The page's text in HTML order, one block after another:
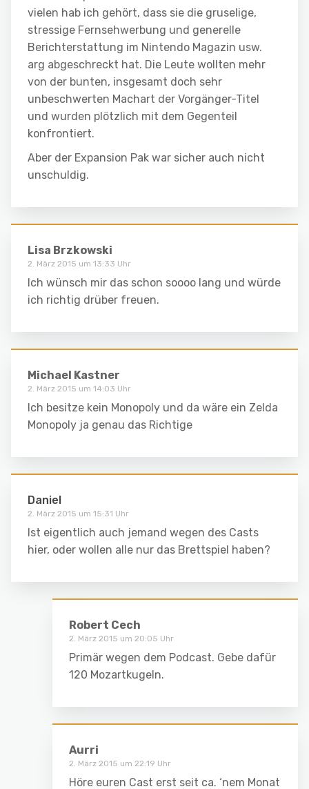
vielen hab ich gehört, dass sie die gruselige,
stressige Fernsehwerbung und generelle
Berichterstattung im Nintendo Magazin usw.
arg abgeschreckt hat. Die Leute wollten mehr
von der bunten, insgesamt doch sehr
unbeschwerten Machart der Vorgänger-Titel
und wurden plötzlich mit dem Gegenteil
konfrontiert.
Aber der Expansion Pak war sicher auch nicht
unschuldig.
Lisa Brzkowski
2. März 2015 um 13:33 Uhr
Ich wünsch mir das schon soooo lang und würde
ich richtig drüber freuen.
Michael Kastner
2. März 2015 um 14:03 Uhr
Ich besitze kein Monopoly und da wäre ein Zelda
Monopoly ja genau das Richtige
Daniel
2. März 2015 um 15:31 Uhr
Ist eigentlich auch jemand wegen des Casts
hier, oder wollen alle nur das Brettspiel haben?
Robert Cech
2. März 2015 um 20:05 Uhr
Primär wegen dem Podcast. Gebe dafür
120 Mozartkugeln.
Aurri
2. März 2015 um 22:19 Uhr
Höre euren Cast erst seit ca. ‘nem Monat